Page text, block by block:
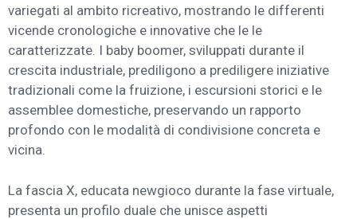
variegati al ambito ricreativo, mostrando le differenti
vicende cronologiche e innovative che le le
caratterizzate. I baby boomer, sviluppati durante il
crescita industriale, prediligono a prediligere iniziative
tradizionali come la fruizione, i escursioni storici e le
assemblee domestiche, preservando un rapporto
profondo con le modalità di condivisione concreta e
vicina.
La fascia X, educata newgioco durante la fase virtuale,
presenta un profilo duale che unisce aspetti